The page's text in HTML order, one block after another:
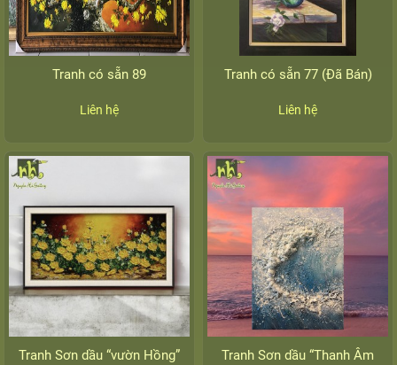
Tranh có sẵn 89
Liên hệ
Tranh có sẵn 77 (Đã Bán)
Liên hệ
Tranh Sơn dầu “vườn Hồng”
Tranh Sơn dầu “Thanh Âm